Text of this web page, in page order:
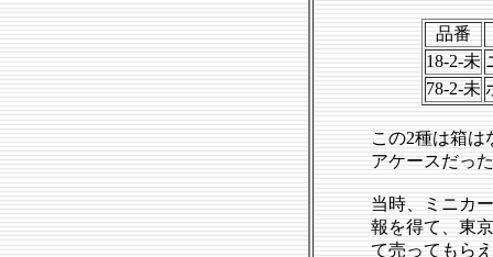
品番
18-2-未
78-2-未
この2種は箱
アケースだっ
当時、ミニカ
報を得て、東
て売ってもら